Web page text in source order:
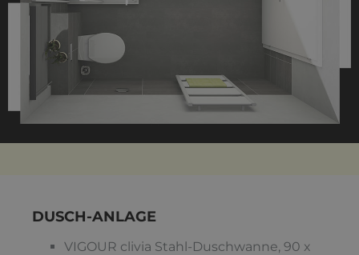
DUSCH-ANLAGE
VIGOUR clivia Stahl-Duschwanne, 90 x